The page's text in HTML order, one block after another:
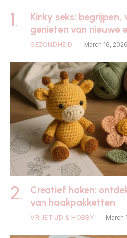
Kinky seks: begrijpen,
genieten van nieuwe
GEZONDHEID March 16, 2026
Creatief haken:
van haakpakketten
VRIJETIJD & HOBBY March